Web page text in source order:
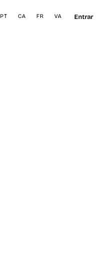
PT CA FR VA Entrar